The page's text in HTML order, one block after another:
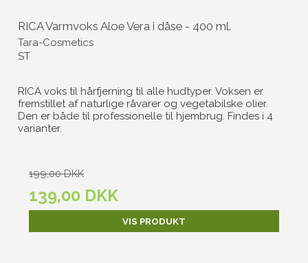
RICA Varmvoks Aloe Vera i dåse - 400 ml.
Tara-Cosmetics
ST
RICA voks til hårfjerning til alle hudtyper. Voksen er
fremstillet af naturlige råvarer og vegetabilske olier.
Den er både til professionelle til hjembrug. Findes i 4
varianter.
199,00 DKK
139,00 DKK
VIS PRODUKT